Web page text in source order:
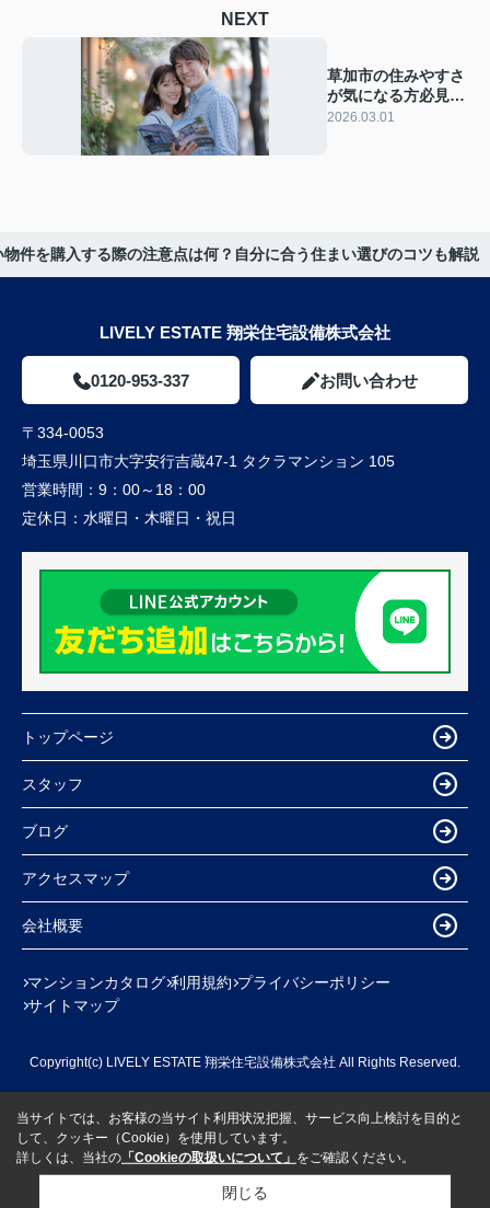
NEXT
草加市の住みやすさ
が気になる方必見！
購入を考える際のポ
2026.03.01
物件を購入する際の注意点は何？自分に合う住まい選びのコツも解説
LIVELY ESTATE 翔栄住宅設備株式会社
0120-953-337 お問い合わせ
〒334-0053
埼玉県川口市大字安行吉蔵47-1 タクラマンション 105
営業時間： 9：00～18：00
定休日： 水曜日・木曜日・祝日
トップページ
スタッフ
ブログ
アクセスマップ
会社概要
マンションカタログ 利用規約 プライバシーポリシー
サイトマップ
Copyright(c) LIVELY ESTATE 翔栄住宅設備株式会社 All Rights Reserved.
当サイトでは、お客様の当サイト利用状況把握、サービス向上検討を目的と
して、クッキー（Cookie）を使用しています。
詳しくは、当社の 「Cookieの取扱いについて」 をご確認ください。
閉じる